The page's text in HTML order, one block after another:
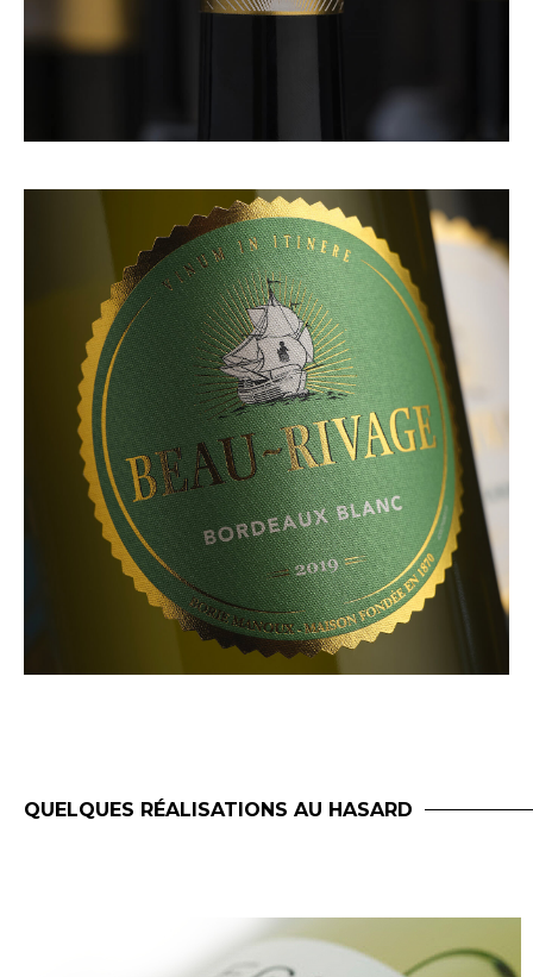
QUELQUES RÉALISATIONS AU HASARD